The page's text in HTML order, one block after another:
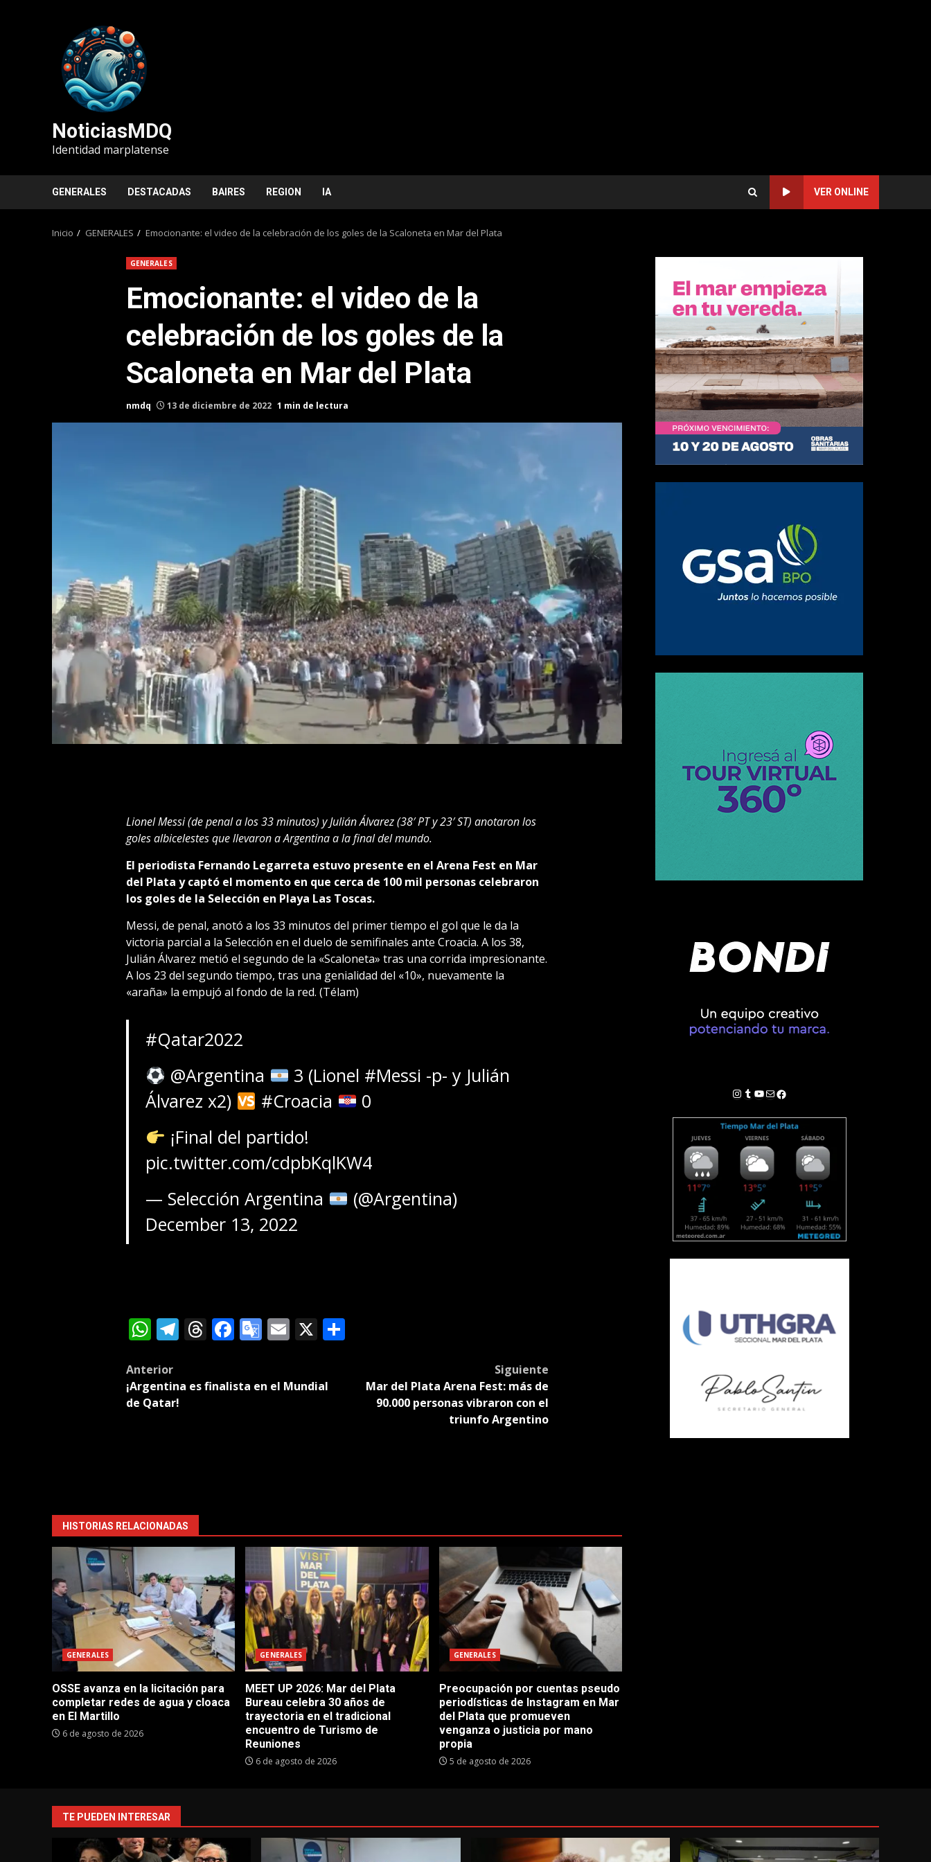
NoticiasMDQ
Identidad marplatense
GENERALES DESTACADAS BAIRES REGION IA VER ONLINE
Inicio GENERALES Emocionante: el video de la celebración de los goles de la Scaloneta en Mar del Plata
GENERALES
Emocionante: el video de la
celebración de los goles de la
Scaloneta en Mar del Plata
nmdq 13 de diciembre de 2022 1 min de lectura
Lionel Messi (de penal a los 33 minutos) y Julián Álvarez (38′ PT y 23′ ST) anotaron los
goles albicelestes que llevaron a Argentina a la final del mundo.
El periodista Fernando Legarreta estuvo presente en el Arena Fest en Mar
del Plata y captó el momento en que cerca de 100 mil personas celebraron
los goles de la Selección en Playa Las Toscas.
Messi, de penal, anotó a los 33 minutos del primer tiempo el gol que le da la
victoria parcial a la Selección en el duelo de semifinales ante Croacia. A los 38,
Julián Álvarez metió el segundo de la «Scaloneta» tras una corrida impresionante.
A los 23 del segundo tiempo, tras una genialidad del «10», nuevamente la
«araña» la empujó al fondo de la red. (Télam)
#Qatar2022
@Argentina
3 (Lionel #Messi -p- y Julián
Álvarez x2)
#Croacia
0
¡Final del partido!
pic.twitter.com/cdpbKqlKW4
— Selección Argentina
(@Argentina)
December 13, 2022
WhatsApp
Telegram
Threads
Facebook
Google
Email
X Compartir
Post
navigation
Anterior
¡Argentina es finalista en el Mundial
de Qatar!
Siguiente
Mar del Plata Arena Fest: más de
90.000 personas vibraron con el
triunfo Argentino
HISTORIAS RELACIONADAS
GENERALES
OSSE avanza en la licitación para
completar redes de agua y cloaca
en El Martillo
6 de agosto de 2026
GENERALES
MEET UP 2026: Mar del Plata
Bureau celebra 30 años de
trayectoria en el tradicional
encuentro de Turismo de
Reuniones
6 de agosto de 2026
GENERALES
Preocupación por cuentas pseudo
periodísticas de Instagram en Mar
del Plata que promueven
venganza o justicia por mano
propia
5 de agosto de 2026
Instagram
Tumblr
YouTube
Correo electrónico
Facebook
TE PUEDEN INTERESAR